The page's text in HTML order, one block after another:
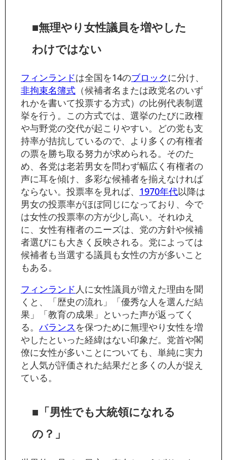
■無理やり女性議員を増やした
わけではない
フィンランドは全国を14のブロックに分け、
非拘束名簿式 （候補者名または政党名のいず
れかを書いて投票する方式）の比例代表制選
挙を行う。この方式では、選挙のたびに政権
や与野党の交代が起こりやすい。どの党も支
持率が拮抗しているので、より多くの有権者
の票を勝ち取る努力が求められる。そのた
め、各党は老若男女を問わず幅広く有権者の
声に耳を傾け、多彩な候補者を揃えなければ
ならない。投票率を見れば、 1970年代以降は
男女の投票率がほぼ同じになっており、今で
は女性の投票率の方が少し高い。それゆえ
に、女性有権者のニーズは、党の方針や候補
者選びにも大きく反映される。党によっては
候補者も当選する議員も女性の方が多いこと
もある。
フィンランド 人に女性議員が増えた理由を聞
くと、「歴史の流れ」「優秀な人を選んだ結
果」「教育の成果」といった声が返ってく
る。 バランスを保つために無理やり女性を増
やしたといった経緯はない印象だ。党首や閣
僚に女性が多いことについても、単純に実力
と人気が評価された結果だと多くの人が捉え
ている。
■「男性でも大統領になれる
の？」